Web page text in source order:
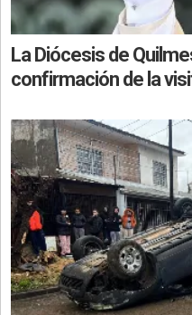
La Diócesis de
confirmación de la